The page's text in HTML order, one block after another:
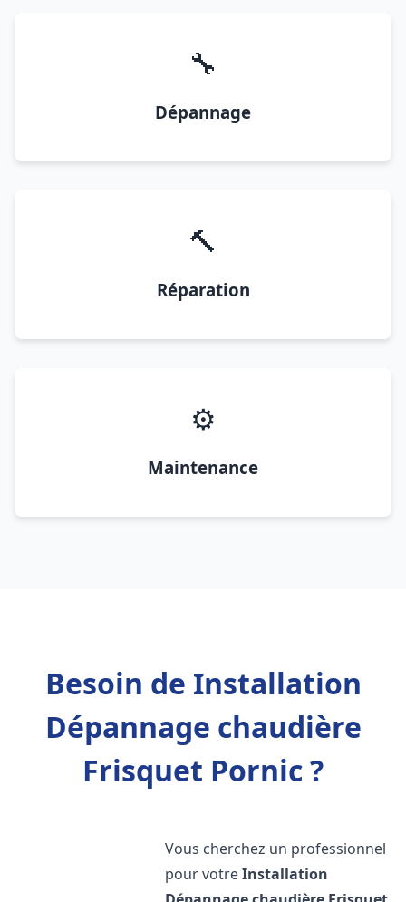
🔧
Dépannage
🔨
Réparation
⚙️
Maintenance
Besoin de Installation
Dépannage chaudière
Frisquet Pornic ?
Vous cherchez un professionnel
pour votreInstallation